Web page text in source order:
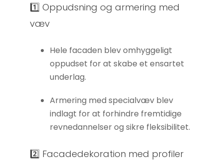
1️⃣ Oppudsning og armering med
væv
Hele facaden blev omhyggeligt
oppudset for at skabe et ensartet
underlag.
Armering med specialvæv blev
indlagt for at forhindre fremtidige
revnedannelser og sikre fleksibilitet.
2️⃣ Facadedekoration med profiler
Marketing
dele dine
interesser
vores side,
chancen